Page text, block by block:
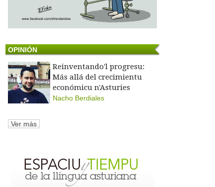
OPINIÓN
Reinventando'l progresu:
Más allá del crecimientu
económicu n'Asturies
Nacho Berdiales
Ver más